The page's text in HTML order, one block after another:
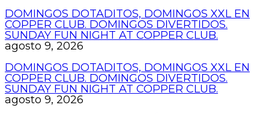
DOMINGOS DOTADITOS, DOMINGOS XXL EN
COPPER CLUB. DOMINGOS DIVERTIDOS.
SUNDAY FUN NIGHT AT COPPER CLUB.
agosto 9, 2026
DOMINGOS DOTADITOS, DOMINGOS XXL EN
COPPER CLUB. DOMINGOS DIVERTIDOS.
SUNDAY FUN NIGHT AT COPPER CLUB.
agosto 9, 2026